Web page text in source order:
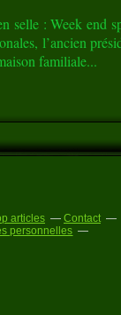
selle : Week end
l’ancien
familiale...
articles
Contact
personnelles